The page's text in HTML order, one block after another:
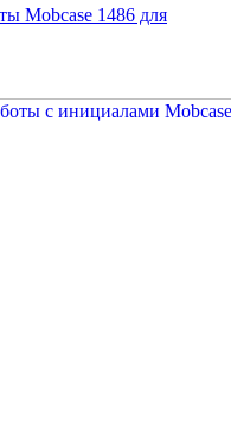
Mobcase 1486 для